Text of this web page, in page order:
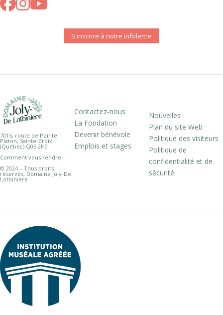
S'inscrire à notre infolettre
7015, route de Pointe
Platon, Sainte-Croix
(Québec) G0S 2H0
Comment vous rendre
© 2024 – Tous droits
réservés, Domaine Joly-De
Lotbinière
Contactez-nous
La Fondation
Devenir bénévole
Emplois et stages
Nouvelles
Plan du site Web
Politique des visiteurs
Politique de
confidentialité et de
sécurité